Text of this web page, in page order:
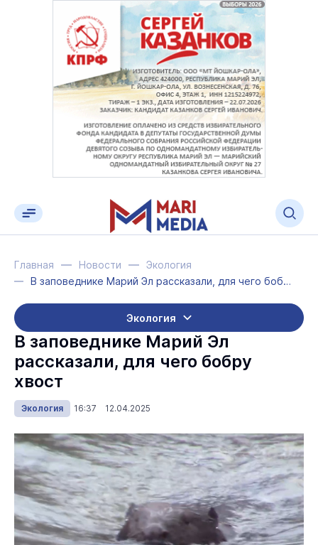
Главная Новости
Экология
В заповеднике Марий Эл рассказали, для чего бобру хвост
Экология
В заповеднике Марий Эл
рассказали, для чего бобру
хвост
Экология 16:37 12.04.2025